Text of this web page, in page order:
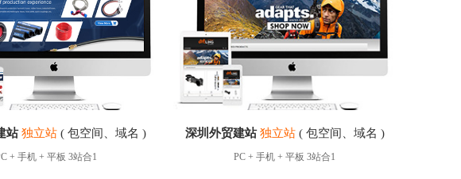
站 独立站( 包空间、域名 )
+ 手机 + 平板 3站合1
深圳外贸建站 独立站( 包空间、域名 )
PC + 手机 + 平板 3站合1